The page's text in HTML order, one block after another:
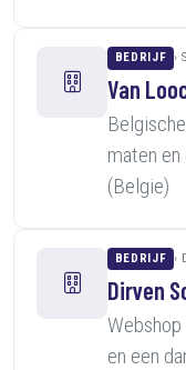
BEDRIJF
Van
maten
(Belgie)
BEDRIJF
Dirven
en een